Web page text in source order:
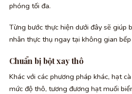
phóng tối đa.
Từng bước thực hiện dưới đây sẽ giúp
nhân thực thụ ngay tại không gian
Chuẩn bị bột xay thô
Khác với các phương pháp khác, hạt
mức độ thô, tương đương hạt muối